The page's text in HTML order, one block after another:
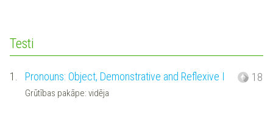
Testi
1. Pronouns: Object, Demonstrative and Reflexive I
Grūtības pakāpe: vidēja
18